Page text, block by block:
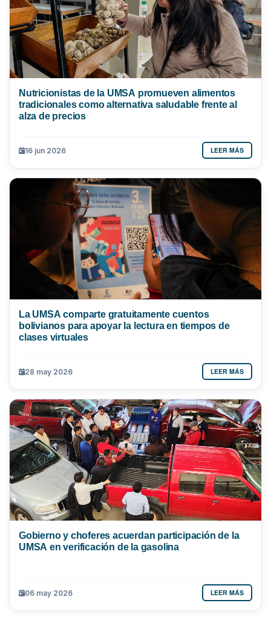
Nutricionistas de la UMSA promueven alimentos
tradicionales como alternativa saludable frente al
alza de precios
16 jun 2026 LEER MÁS
La UMSA comparte gratuitamente cuentos
bolivianos para apoyar la lectura en tiempos de
clases virtuales
28 may 2026 LEER MÁS
Gobierno y choferes acuerdan participación de la
UMSA en verificación de la gasolina
06 may 2026 LEER MÁS